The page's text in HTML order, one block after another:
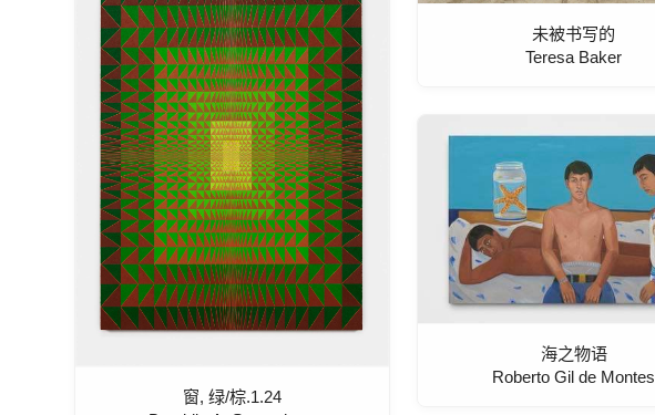
窗, 绿/棕.1.24
未被书写的
Teresa Baker
海之物语
Roberto Gil de Montes